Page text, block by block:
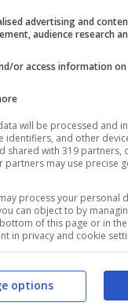
di polizia
dei
e Udeur per i
advertising and
audience research
or access information on
will be processed and
identifiers, and other
shared with 319 partners,
partners may use precise
process your personal
can object to by
of this page or in
in privacy and cookie
options